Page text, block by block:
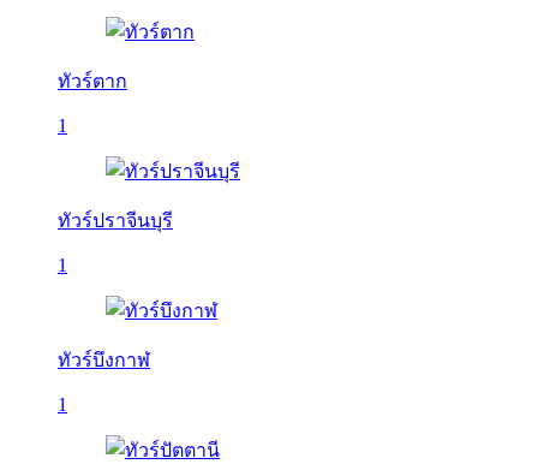
ทัวร์ตาก
1
ทัวร์ปราจีนบุรี
1
ทัวร์บึงกาฬ
1